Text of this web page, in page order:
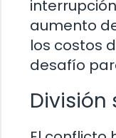
aumento
los costos
desafío